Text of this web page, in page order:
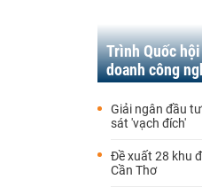
Trình Quốc
doanh công
Giải ngân đầu
sát 'vạch đích'
Đề xuất 28 khu
Cần Thơ